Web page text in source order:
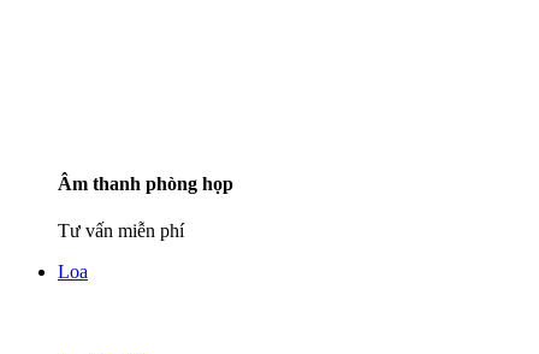
Âm thanh phòng họp
Tư vấn miễn phí
Loa